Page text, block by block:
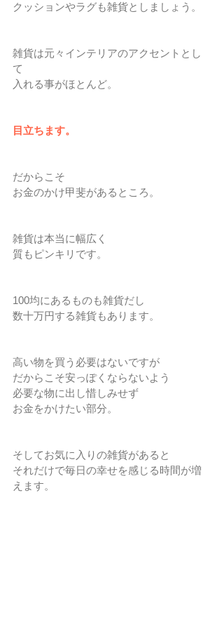
クッションやラグも雑貨としましょう。
雑貨は元々インテリアのアクセントとし
て
入れる事がほとんど。
目立ちます。
だからこそ
お金のかけ甲斐があるところ。
雑貨は本当に幅広く
質もピンキリです。
100均にあるものも雑貨だし
数十万円する雑貨もあります。
高い物を買う必要はないですが
だからこそ安っぽくならないよう
必要な物に出し惜しみせず
お金をかけたい部分。
そしてお気に入りの雑貨があると
それだけで毎日の幸せを感じる時間が増
えます。